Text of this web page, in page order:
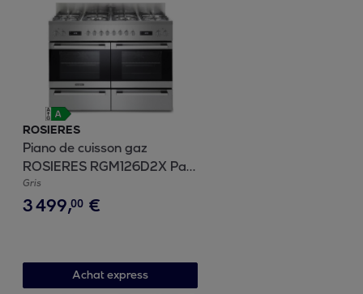
ROSIERES
Piano de cuisson gaz
ROSIERES RGM126D2X Paul
Bocuse
Gris
3499,00 €
Achat express